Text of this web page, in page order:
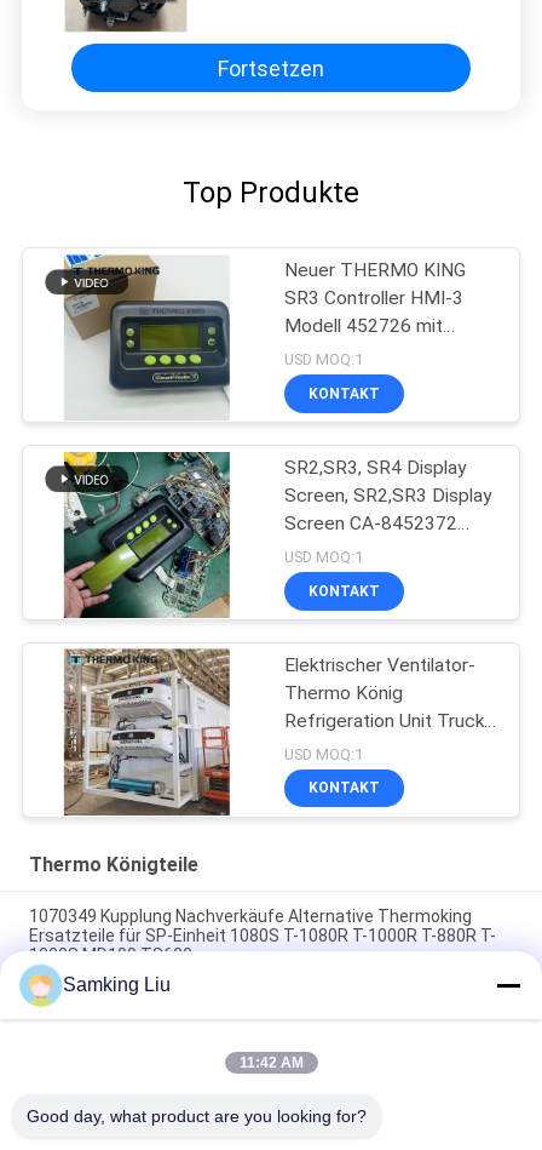
Fortsetzen
Top Produkte
Neuer THERMO KING
SR3 Controller HMI-3
Modell 452726 mit
Reparaturservice für SR2
SR3 SR4
USD MOQ:1
KONTAKT
SR2,SR3, SR4 Display
Screen, SR2,SR3 Display
Screen CA-8452372
Grünes Display Typ LCD
Bildschirm für THERMO
KING SB210 SB230
USD MOQ:1
KONTAKT
Elektrischer Ventilator-
Thermo König
Refrigeration Unit Truck
T-1080e T-1280e
USD MOQ:1
KONTAKT
Thermo Königteile
1070349 Kupplung Nachverkäufe Alternative Thermoking
Ersatzteile für SP-Einheit 1080S T-1080R T-1000R T-880R T-
1000S MD100 TS600
Thermoking Clutch 1070349 Ersatzteile für Kühlschränke Do
For SP Einheit T-1080S T-1080R T-1000R T-880R T-1000S
Samking Liu
11:42 AM
Good day, what product are you looking for?